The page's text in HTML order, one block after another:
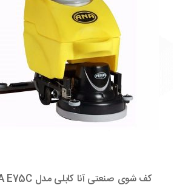
کف شوی صنعتی آنا کابلی مدل ANA E75C